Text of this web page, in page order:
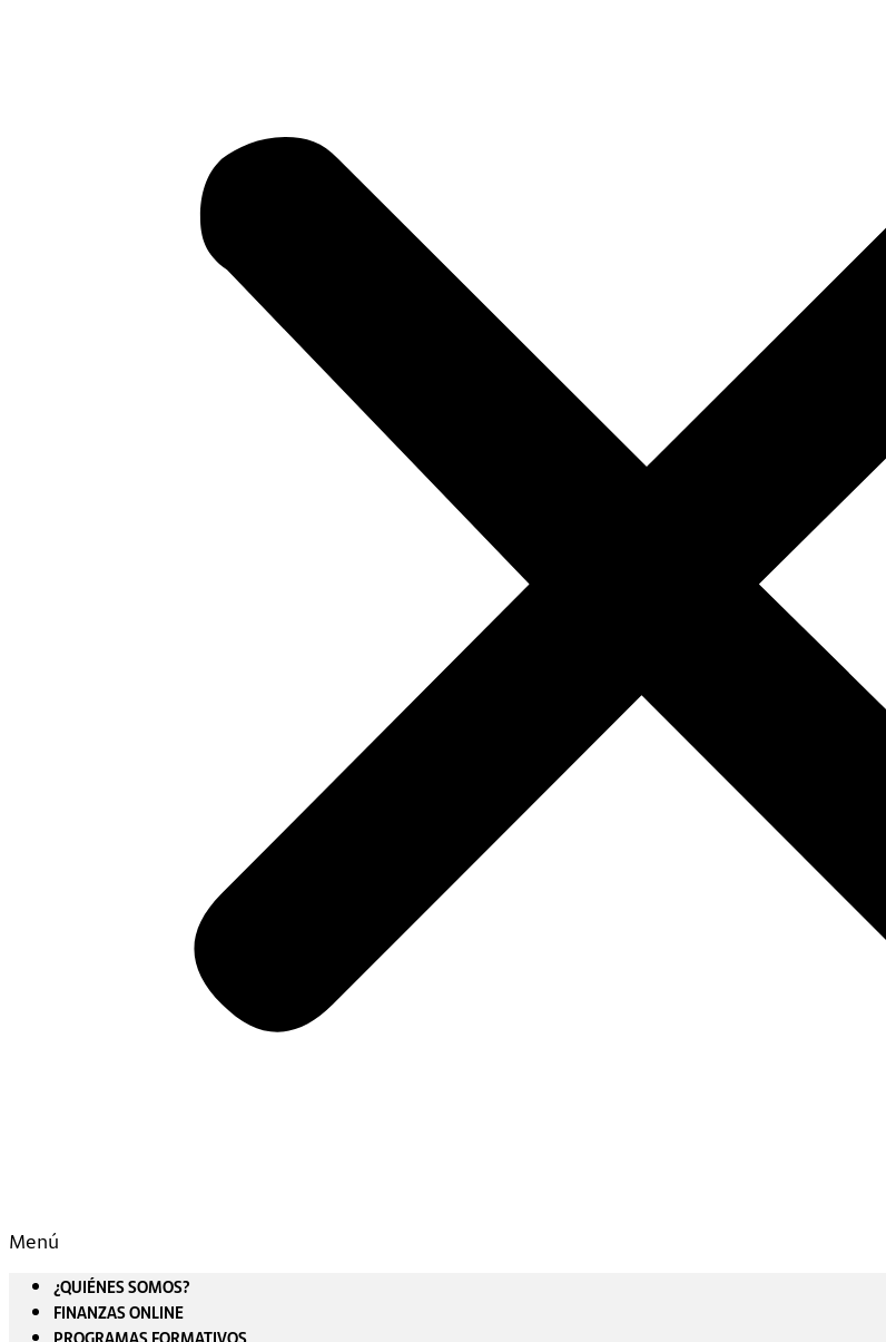
Menú
¿QUIÉNES SOMOS?
FINANZAS ONLINE